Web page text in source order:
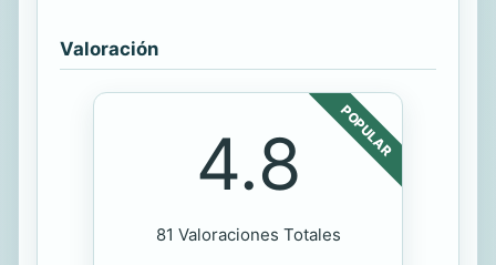
Valoración
POPULAR
4.8
81 Valoraciones Totales